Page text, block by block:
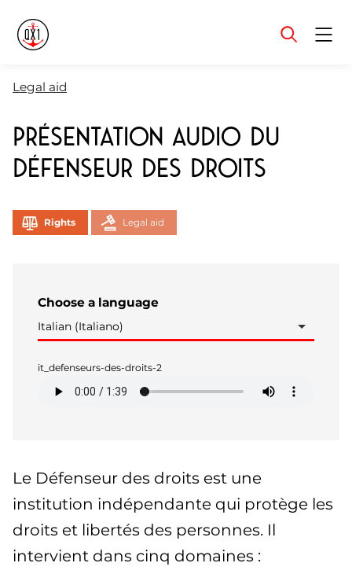
Legal aid
Présentation audio du
Défenseur des Droits
Rights Legal aid
Choose a language
Italian (Italiano)
it_defenseurs-des-droits-2
Le Défenseur des droits est une
institution indépendante qui protège les
droits et libertés des personnes. Il
intervient dans cinq domaines :